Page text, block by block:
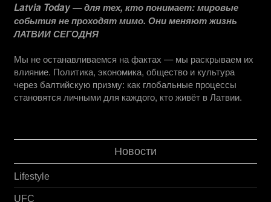
Latvia Today — для тех, кто понимает: мировые
события не проходят мимо. Они меняют жизнь
ЛАТВИИ СЕГОДНЯ
Мы не останавливаемся на фактах — мы раскрываем их
влияние. Политика, экономика, общество и культура
через балтийскую призму: как глобальные процессы
становятся личными для каждого, кто живёт в Латвии.
Новости
Lifestyle
UFC